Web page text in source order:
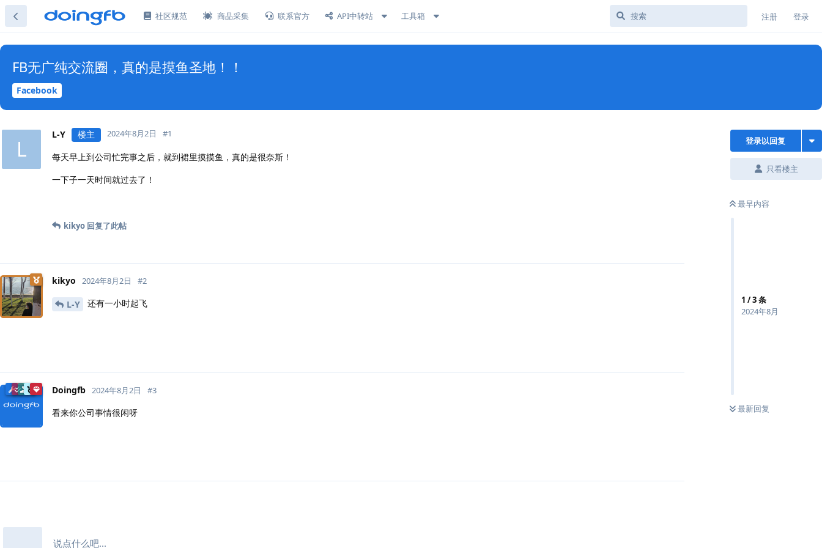
社区规范 商品采集 联系官方 API中转站 工具箱 注册 登录
Facebook
FB无广纯交流圈，真的是摸鱼圣地！！
登录以回复
只看楼主
最早内容
1 /3条
2024年8月
最新回复
L
L-Y 楼主 2024年8月2日 #1
每天早上到公司忙完事之后，就到裙里摸摸鱼，真的是很奈斯！
一下子一天时间就过去了！
kikyo 回复了此帖
kikyo 2024年8月2日 #2
L-Y 还有一小时起飞
Doingfb 2024年8月2日 #3
看来你公司事情很闲呀
说点什么吧...